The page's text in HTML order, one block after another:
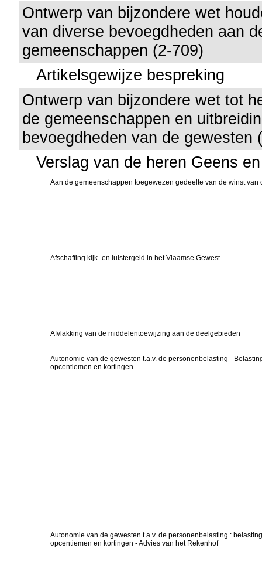
Ontwerp van bijzondere wet
van diverse bevoegdheden aan
gemeenschappen (2-709)
Artikelsgewijze bespreking
Ontwerp van bijzondere wet tot
de gemeenschappen en
bevoegdheden van de gewesten
Verslag van de heren Geens
Aan de gemeenschappen toegewezen gedeelte van de winst van
Afschaffing kijk- en luistergeld in het Vlaamse Gewest
Afvlakking van de middelentoewijzing aan de deelgebieden
Autonomie van de gewesten t.a.v. de personenbelasting -
opcentiemen en kortingen
Autonomie van de gewesten t.a.v. de personenbelasting :
opcentiemen en kortingen - Advies van het Rekenhof